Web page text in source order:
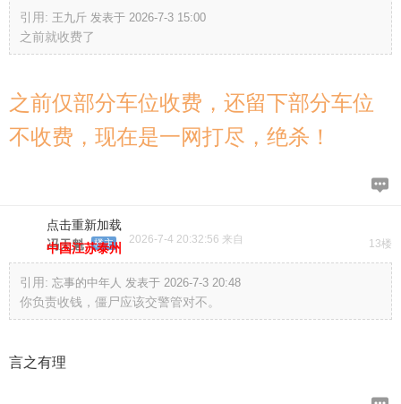
引用: 王九斤 发表于 2026-7-3 15:00
之前就收费了
之前仅部分车位收费，还留下部分车位
不收费，现在是一网打尽，绝杀！
点击重新加载
13楼
冯天魁 楼主 2026-7-4 20:32:56 来自
中国江苏泰州
引用: 忘事的中年人 发表于 2026-7-3 20:48
你负责收钱，僵尸应该交警管对不。
言之有理